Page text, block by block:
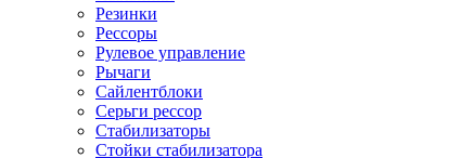
Резинки
Рессоры
Рулевое управление
Рычаги
Сайлентблоки
Серьги рессор
Стабилизаторы
Стойки стабилизатора